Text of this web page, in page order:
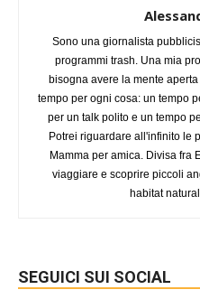
Sono una giornalista
programmi trash. Una mia
bisogna avere la mente
tempo per ogni cosa: un tempo
per un talk polito e un tempo
Potrei riguardare all'infinito le
Mamma per amica. Divisa fra
viaggiare e scoprire piccoli
habitat
SEGUICI SUI SOCIAL